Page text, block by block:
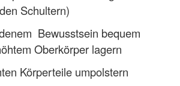
Schultern)
Bewusstsein bequem
Oberkörper lagern
Körperteile umpolstern